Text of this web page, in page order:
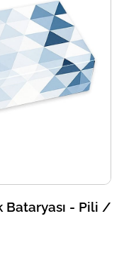
Bataryası - Pili /